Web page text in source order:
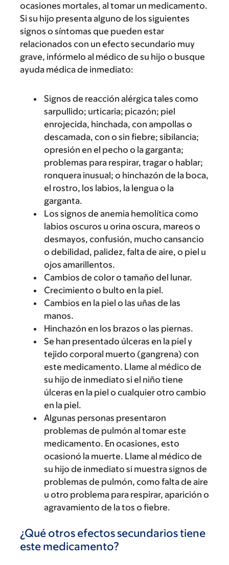
ocasiones mortales, al tomar un medicamento.
Si su hijo presenta alguno de los siguientes
signos o síntomas que pueden estar
relacionados con un efecto secundario muy
grave, infórmelo al médico de su hijo o busque
ayuda médica de inmediato:
Signos de reacción alérgica tales como
sarpullido; urticaria; picazón; piel
enrojecida, hinchada, con ampollas o
descamada, con o sin fiebre; sibilancia;
opresión en el pecho o la garganta;
problemas para respirar, tragar o hablar;
ronquera inusual; o hinchazón de la boca,
el rostro, los labios, la lengua o la
garganta.
Los signos de anemia hemolítica como
labios oscuros u orina oscura, mareos o
desmayos, confusión, mucho cansancio
o debilidad, palidez, falta de aire, o piel u
ojos amarillentos.
Cambios de color o tamaño del lunar.
Crecimiento o bulto en la piel.
Cambios en la piel o las uñas de las
manos.
Hinchazón en los brazos o las piernas.
Se han presentado úlceras en la piel y
tejido corporal muerto (gangrena) con
este medicamento. Llame al médico de
su hijo de inmediato si el niño tiene
úlceras en la piel o cualquier otro cambio
en la piel.
Algunas personas presentaron
problemas de pulmón al tomar este
medicamento. En ocasiones, esto
ocasionó la muerte. Llame al médico de
su hijo de inmediato si muestra signos de
problemas de pulmón, como falta de aire
u otro problema para respirar, aparición o
agravamiento de la tos o fiebre.
¿Qué otros efectos secundarios tiene
este medicamento?